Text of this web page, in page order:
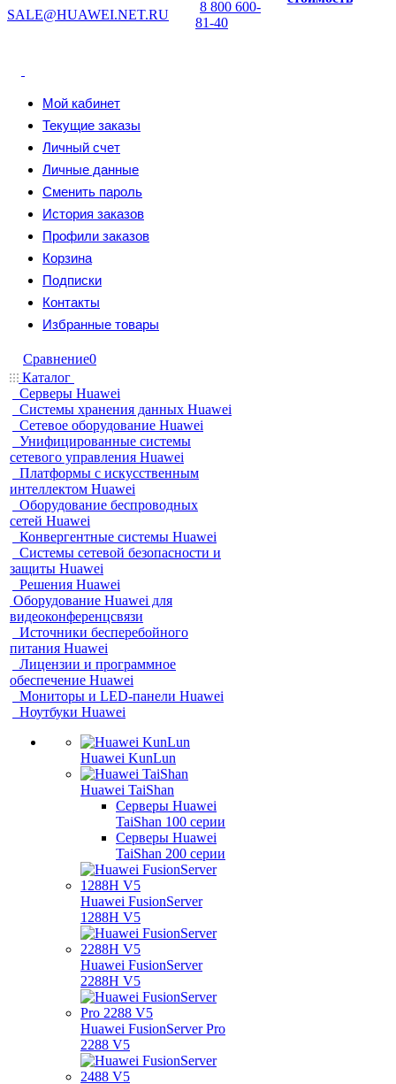
SALE@HUAWEI.NET.RU
8 800 600-
81-40
Мой кабинет
Текущие заказы
Личный счет
Личные данные
Сменить пароль
История заказов
Профили заказов
Корзина
Подписки
Контакты
Избранные товары
Сравнение0
Каталог
Серверы Huawei
Системы хранения данных Huawei
Сетевое оборудование Huawei
Унифицированные системы
сетевого управления Huawei
Платформы с искусственным
интеллектом Huawei
Оборудование беспроводных
сетей Huawei
Конвергентные системы Huawei
Системы сетевой безопасности и
защиты Huawei
Решения Huawei
Оборудование Huawei для
видеоконференцсвязи
Источники бесперебойного
питания Huawei
Лицензии и программное
обеспечение Huawei
Мониторы и LED-панели Huawei
Ноутбуки Huawei
Huawei KunLun
Huawei TaiShan
Серверы Huawei
TaiShan 100 серии
Серверы Huawei
TaiShan 200 серии
Huawei FusionServer
1288H V5
Huawei FusionServer
2288H V5
Huawei FusionServer Pro
2288 V5